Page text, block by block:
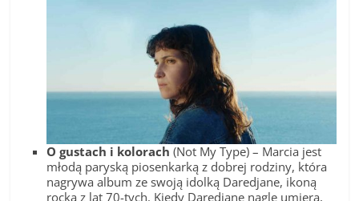
O gustach i kolorach (Not My Type) – Marcia jest
młodą paryską piosenkarką z dobrej rodziny, która
nagrywa album ze swoją idolką Daredjane, ikoną
rocka z lat 70-tych. Kiedy Daredjane nagle umiera,